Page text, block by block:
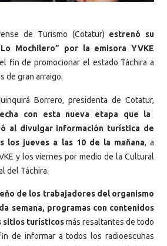
de Turismo (Cotatur) estrenó su
Mochilero” por la emisora YVKE
fin de promocionar el estado Táchira a
de gran arraigo.
Borrero, presidenta de Cotatur,
con esta nueva etapa que la
al divulgar información turística de
los jueves a las 10 de la mañana, a
y los viernes por medio de la Cultural
del Táchira.
de los trabajadores del organismo
semana, programas con contenidos
sitios turísticosmás resaltantes de todo
de informar a todos los radioescuhas